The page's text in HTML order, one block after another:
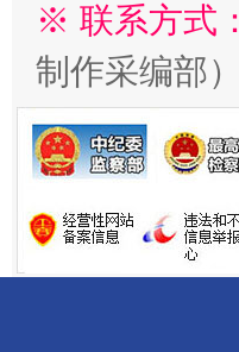
※ 联系方式：
制作采编部）